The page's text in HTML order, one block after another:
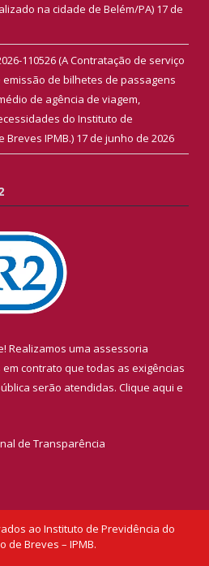
na cidade de Belém/PA) 17 de
110526 (A Contratação de serviço
de bilhetes de passagens
de agência de viagem,
do Instituto de
Breves IPMB.) 17 de junho de 2026
Realizamos uma assessoria
contrato que todas as exigências
serão atendidas. Clique aqui e
de Transparência
ao Instituto de Previdência do
de Breves – IPMB.